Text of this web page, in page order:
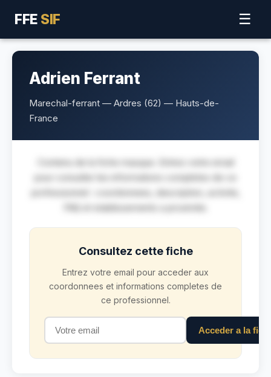
FFE SIF ☰
Adrien Ferrant
Marechal-ferrant — Ardres (62) — Hauts-de-
France
Contenu de la fiche masque. Entrez votre email
pour consulter les informations completes de ce
professionnel : coordonnees, description, activite,
FAQ et etablissements a proximite.
Consultez cette fiche
Entrez votre email pour acceder aux
coordonnees et informations completes de
ce professionnel.
Acceder a la